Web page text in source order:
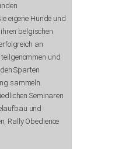
eigene Hunde und
belgischen
an
und
Sparten
sammeln.
Seminaren
und
Rally Obedience